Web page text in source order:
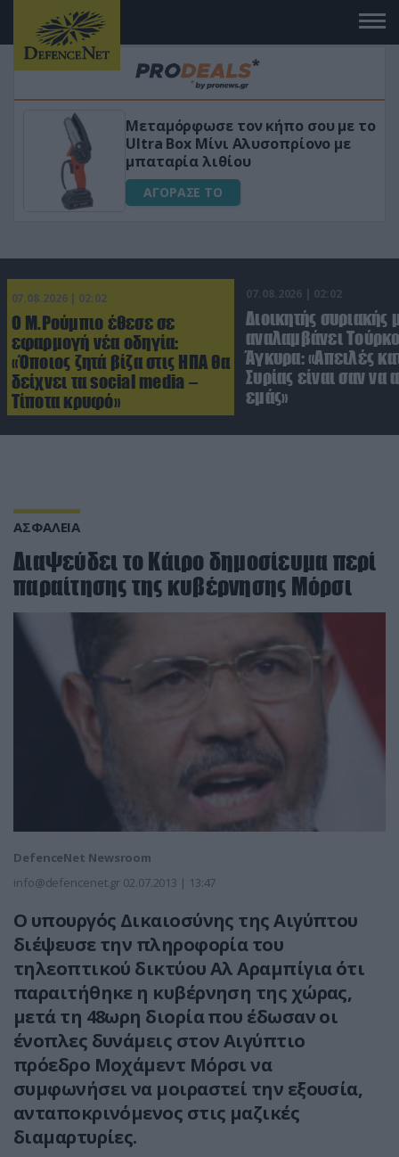
Μεταμόρφωσε τον κήπο σου με το
Ultra Box Μίνι Αλυσοπρίονο με
μπαταρία λιθίου
ΑΓΟΡΑΣΕ ΤΟ
07.08.2026 | 02:02
Ο Μ.Ρούμπιο έθεσε σε
εφαρμογή νέα οδηγία:
«Όποιος ζητά βίζα στις ΗΠΑ θα
δείχνει τα social media –
Τίποτα κρυφό»
07.08.2026 | 02:02
Διοικητής συριακής
αναλαμβάνει
Άγκυρα: «Απειλές
Συρίας είναι σαν να
εμάς»
ΑΣΦΑΛΕΙΑ
Διαψεύδει το Κάιρο δημοσίευμα περί
παραίτησης της κυβέρνησης Μόρσι
DefenceNet Newsroom
info@defencenet.gr 02.07.2013 | 13:47
Ο υπουργός Δικαιοσύνης της Αιγύπτου
διέψευσε την πληροφορία του
τηλεοπτικού δικτύου Αλ Αραμπίγια ότι
παραιτήθηκε η κυβέρνηση της χώρας,
μετά τη 48ωρη διορία που έδωσαν οι
ένοπλες δυνάμεις στον Αιγύπτιο
πρόεδρο Μοχάμεντ Μόρσι να
συμφωνήσει να μοιραστεί την εξουσία,
ανταποκρινόμενος στις μαζικές
διαμαρτυρίες.